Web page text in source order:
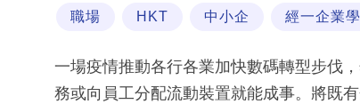
職場 HKT 中小企 經一企業
一場疫情推動各行各業加快數碼轉型步伐
務或向員工分配流動裝置就能成事。將既